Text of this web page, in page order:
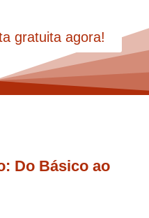
gratuita agora!
Do Básico ao